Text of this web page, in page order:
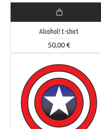
Alcohol! t-shirt
50,00 €